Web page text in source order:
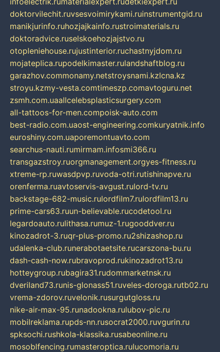
doktorvilechit.ruvsesvoimirykami.ruinstrumentgid.ru
manikjurinfo.ruhozjajkainfo.rustroimaterials.ru
doktoradvice.ruselskoehozjajstvo.ru
otopleniehouse.rujustinterior.ruchastnyjdom.ru
mojateplica.rupodelkimaster.rulandshaftblog.ru
garazhov.commonamy.netstroysnami.kzlcna.kz
stroyu.kzmy-vesta.comtimeszp.comavtoguru.net
zsmh.com.uaallcelebsplasticsurgery.com
all-tattoos-for-men.compoisk-auto.com
best-radio.com.uaost-engineering.comkuryatnik.info
euroshiny.com.uaporemontuavto.com
searchus-nauti.rumirmam.infosmi366.ru
transgazstroy.ruorgmanagement.orgyes-fitness.ru
xtreme-rp.ruwasdpvp.ruvoda-otri.rutishinapve.ru
orenferma.ruavtoservis-avgust.rulord-tv.ru
backstage-682-music.rulordfilm7.rulordfilm13.ru
prime-cars63.ruun-believable.rucodetool.ru
legardoauto.rulithasa.rumuz-1.rugooddver.ru
kinozadrot-3.ruqr-plus-promo.ru2shizashop.ru
udalenka-club.runerabotaetsite.rucarszona-bu.ru
dash-cash-now.rubravoprod.rukinozadrot13.ru
hotteygroup.rubagira31.rudommarketnsk.ru
dveriland73.runis-glonass51.ruveles-doroga.rutb02.ru
vrema-zdorov.ruvelonik.rusurgutgloss.ru
nike-air-max-95.runadookna.rulubov-pic.ru
mobilreklama.rupds-nn.rusocrat2000.ruvgurin.ru
spksochi.rushkola-klassika.rusabeonline.ru
mosoblfencing.rumasteroptica.rulucomoria.ru